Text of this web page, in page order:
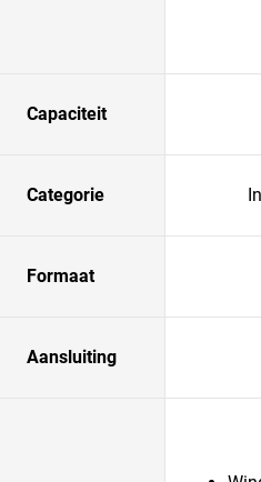
Capaciteit
Categorie
Formaat
Aansluiting